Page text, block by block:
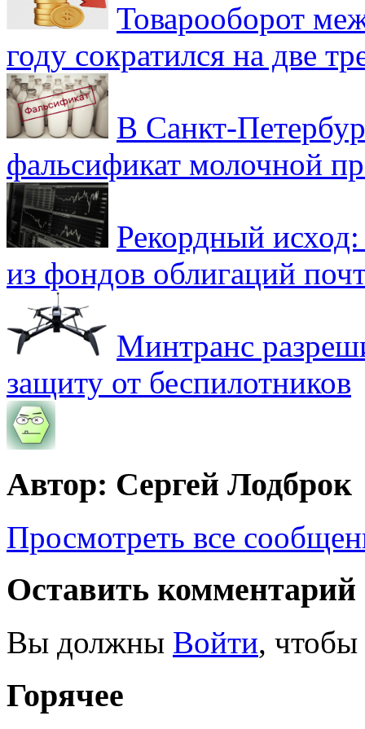
Товарооборот
году сократился на две
В Санкт-
фальсификат молочной
Рекордный
из фондов облигаций
Минтранс
защиту от беспилотников
Автор: Сергей Лодброк
Просмотреть все
Оставить комментарий
Вы должны Войти, чтобы
Горячее